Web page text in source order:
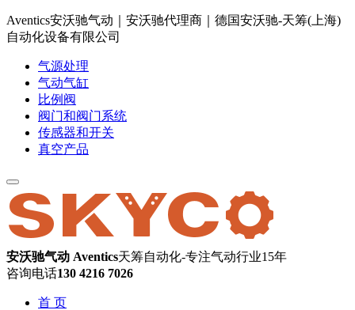
Aventics安沃驰气动｜安沃驰代理商｜德国安沃驰-天筹(上海)
自动化设备有限公司
气源处理
气动气缸
比例阀
阀门和阀门系统
传感器和开关
真空产品
安沃驰气动 Aventics天筹自动化-专注气动行业15年
咨询电话130 4216 7026
首 页